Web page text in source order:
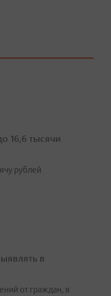
16,6 тысячи
рублей
в
от граждан, в